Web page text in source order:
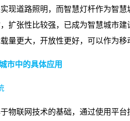
现道路照明，而智慧灯杆作为智
扩张性比较强，已成为智慧城市
量更大，开放性更好，可以作为
市中的具体应用
物联网技术的基础，通过使用平